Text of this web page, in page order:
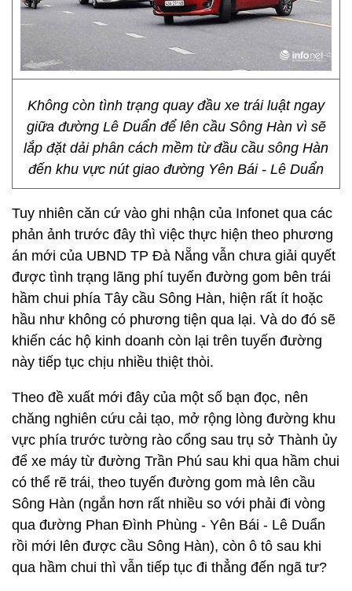
Không còn tình trạng quay đầu xe trái luật ngay
giữa đường Lê Duẩn để lên cầu Sông Hàn vì sẽ
lắp đặt dải phân cách mềm từ đầu cầu sông Hàn
đến khu vực nút giao đường Yên Bái - Lê Duẩn
Tuy nhiên căn cứ vào ghi nhận của Infonet qua các
phản ảnh trước đây thì việc thực hiện theo phương
án mới của UBND TP Đà Nẵng vẫn chưa giải quyết
được tình trạng lãng phí tuyến đường gom bên trái
hầm chui phía Tây cầu Sông Hàn, hiện rất ít hoặc
hầu như không có phương tiện qua lại. Và do đó sẽ
khiến các hộ kinh doanh còn lại trên tuyến đường
này tiếp tục chịu nhiều thiệt thòi.
Theo đề xuất mới đây của một số bạn đọc, nên
chăng nghiên cứu cải tạo, mở rộng lòng đường khu
vực phía trước tường rào cổng sau trụ sở Thành ủy
để xe máy từ đường Trần Phú sau khi qua hầm chui
có thể rẽ trái, theo tuyến đường gom mà lên cầu
Sông Hàn (ngắn hơn rất nhiều so với phải đi vòng
qua đường Phan Đình Phùng - Yên Bái - Lê Duẩn
rồi mới lên được cầu Sông Hàn), còn ô tô sau khi
qua hầm chui thì vẫn tiếp tục đi thẳng đến ngã tư?